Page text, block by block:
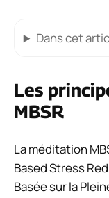
Dans cet
Les
MBSR
La méditation
Based Stress
Basée sur la